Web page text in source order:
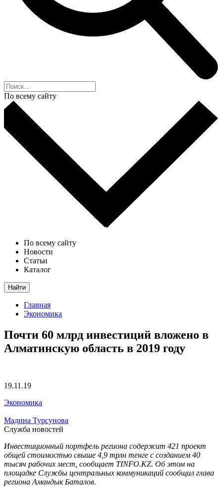
По всему сайту
По всему сайту
Новости
Статьи
Каталог
Найти
Главная
Экономика
Почти 60 млрд инвестиций вложено в
Алматинскую область в 2019 году
19.11.19
Экономика
Мадина Турсунова
Служба новостей
Инвестиционный портфель региона содержит 421 проект
общей стоимостью свыше 4,9 трлн тенге с созданием 40
тысяч рабочих мест, сообщает TINFO.KZ. Об этом на
площадке Службы центральных коммуникаций сообщил глава
региона Амандык Баталов.